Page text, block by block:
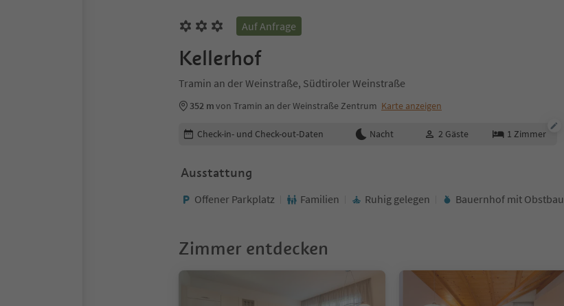
Auf Anfrage
Kellerhof
Tramin an der Weinstraße, Südtiroler Weinstraße
352 mvon Tramin an der Weinstraße Zentrum Karte anzeigen
Buchungsdetails bearbeiten
Check-in- und Check-out-Daten Nacht 2 Gäste 1 Zimmer
Ausstattung
Offener Parkplatz Familien Ruhig gelegen Bauernhof mit Obstbau
Zimmer entdecken